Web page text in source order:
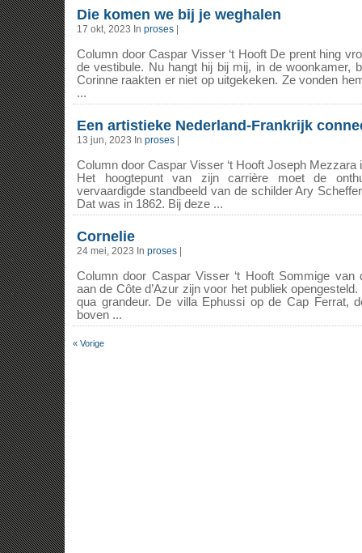
Die komen we bij je weghalen
17 okt, 2023 In proses
Column door Caspar Visser ‘t Hooft De prent hing
de vestibule. Nu hangt hij bij mij, in de woonkamer,
Corinne raakten er niet op uitgekeken. Ze vonden
...
Een artistieke Nederland-Frankrijk
13 jun, 2023 In proses
Column door Caspar Visser ‘t Hooft Joseph Mezzara
Het hoogtepunt van zijn carrière moet de
vervaardigde standbeeld van de schilder Ary
Dat was in 1862. Bij deze ...
Cornelie
24 mei, 2023 In proses
Column door Caspar Visser ‘t Hooft Sommige van
aan de Côte d’Azur zijn voor het publiek
qua grandeur. De villa Ephussi op de Cap Ferrat,
boven ...
« Vorige